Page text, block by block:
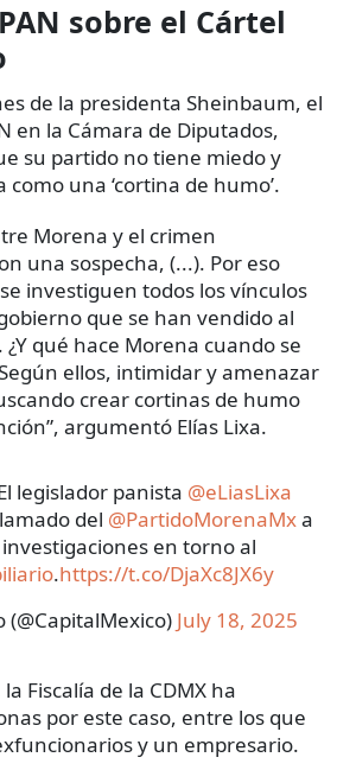
sobre el Cártel
de la presidenta Sheinbaum, el
en la Cámara de Diputados,
su partido no tiene miedo y
una ‘cortina de humo’.
Morena y el crimen
una sospecha, (...). Por eso
investiguen todos los vínculos
que se han vendido al
qué hace Morena cuando se
ellos, intimidar y amenazar
crear cortinas de humo
argumentó Elías Lixa.
panista @eLiasLixa
del @PartidoMorenaMxa
en torno al
.https://t.co/DjaXc8JX6y
July 18, 2025
Fiscalía de la CDMX ha
por este caso, entre los que
y un empresario.